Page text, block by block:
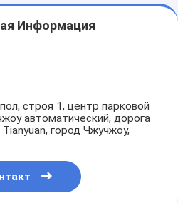
Информация
строя 1, центр парковой
автоматический, дорога
город Чжучжоу,